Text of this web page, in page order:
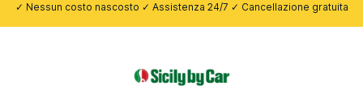
✓ Nessun costo nascosto ✓ Assistenza 24/7 ✓ Cancellazione gratuita